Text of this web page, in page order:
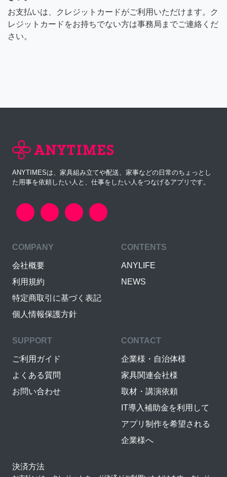
お支払いは、クレジットカードがご利用いただけます。ク
レジットカードをお持ちでない方は事務局までご連絡くだ
さい。
ANYTIMESは、家具組み立てや配送、家事などの日常のちょっとし
た用事を依頼したい人と、仕事をしたい人をつなげるアプリです。
COMPANY
会社概要
利用規約
特定商取引に基づく表記
個人情報保護方針
CONTENTS
ANYLIFE
NEWS
SUPPORT
ご利用ガイド
よくある質問
お問い合わせ
CONTACT
企業様・自治体様
家具関連会社様
取材・講演依頼
IT導入補助金を利用して
アプリ制作を希望される
企業様へ
決済方法